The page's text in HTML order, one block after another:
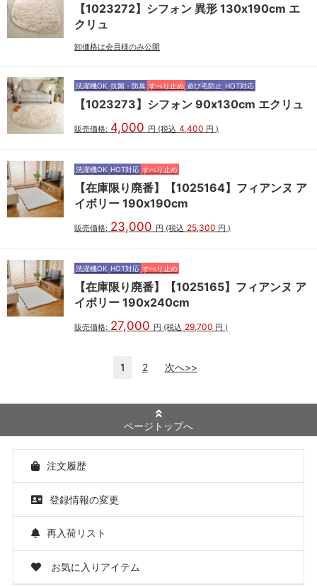
【1023272】シフォン 異形 130x190cm エ
クリュ
卸価格は会員様のみ公開
洗濯機OK 抗菌・防臭 すべり止め 遊び毛防止 HOT対応
【1023273】シフォン 90x130cm エクリュ
販売価格: 4,000 円 (税込 4,400 円 )
洗濯機OK HOT対応 すべり止め
【在庫限り廃番】【1025164】フィアンヌ ア
イボリー 190x190cm
販売価格: 23,000 円 (税込 25,300 円 )
洗濯機OK HOT対応 すべり止め
【在庫限り廃番】【1025165】フィアンヌ ア
イボリー 190x240cm
販売価格: 27,000 円 (税込 29,700 円 )
1 2 次へ>>
ページトップへ
注文履歴
登録情報の変更
再入荷リスト
お気に入りアイテム